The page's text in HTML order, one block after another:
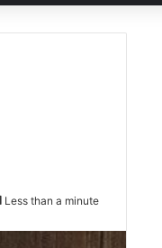
Less than a minute